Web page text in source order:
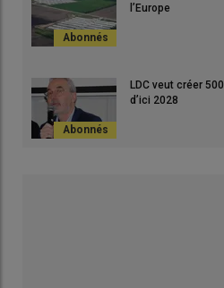
l’Europe
LDC veut créer
d’ici 2028